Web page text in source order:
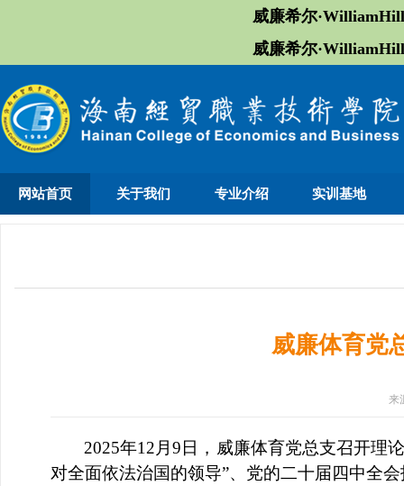
威廉希尔
威廉希尔
网站首页 关于我们 专业介绍 实训基地
威廉体育党
来
2025年12月9日，威廉体育党总支召开理
对全面依法治国的领导”、党的二十届四中全